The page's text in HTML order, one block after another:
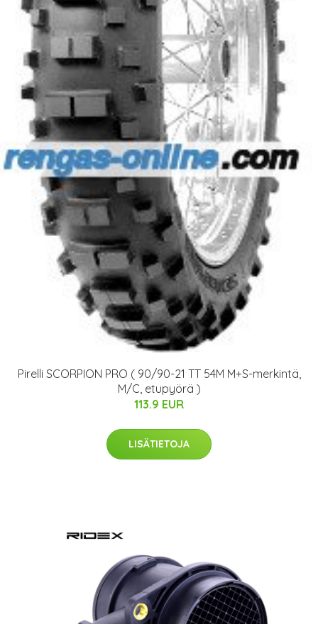
Pirelli SCORPION PRO ( 90/90-21 TT 54M M+S-merkintä,
M/C, etupyörä )
113.9 EUR
LISÄTIETOJA